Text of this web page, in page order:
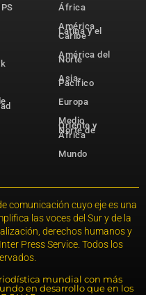
África
América
Latina y el
Caribe
América del
Norte
Asia-
Pacífico
Europa
Medio
Oriente y
Norte de
África
Mundo
comunicación cuyo eje es una
las voces del Sur y de la
derechos humanos y
Press Service. Todos los
mundial con más
en desarrollo que en los